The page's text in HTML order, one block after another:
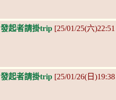
發起者請掛trip [25/01/25(六
發起者請掛trip [25/01/26(日